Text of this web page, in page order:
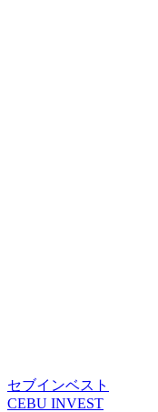
セブインベスト
CEBU INVEST